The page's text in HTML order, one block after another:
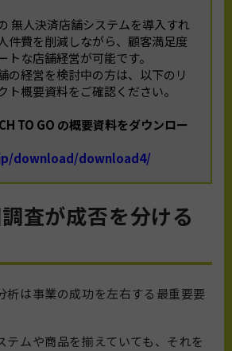
無人決済店舗システムを導入すれ
件費を削減しながら、顧客満足度
トな店舗経営が可能です。
の経営を検討中の方は、以下のリ
ト概要資料をご確認ください。
TO GO の概要資料をダウンロー
download/download4/
査が成否を分ける
析は事業の成功を左右する最重要要
テムや商品を揃えていても、それを